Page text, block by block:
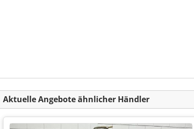
Aktuelle Angebote ähnlicher Händler